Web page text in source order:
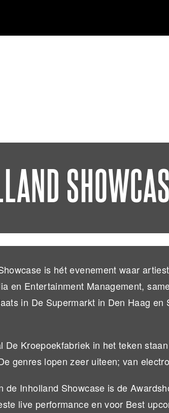
is hét evenement waar
en Entertainment Management,
in De Supermarkt in Den Haag
De Kroepoekfabriek in het teken
genres lopen zeer uiteen; van
de Inholland Showcase is de
live performance en voor Best